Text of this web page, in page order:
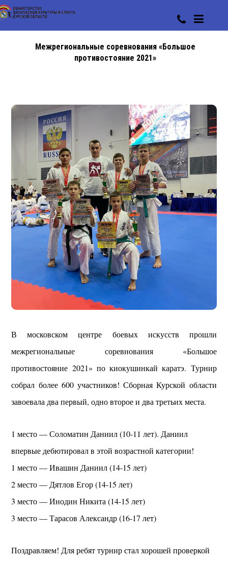
Межрегиональные соревнования «Большое
противостояние 2021»
В московском центре боевых искусств прошли
межрегиональные соревнования «Большое
противостояние 2021» по киокушинкай каратэ. Турнир
собрал более 600 участников! Сборная Курской области
завоевала два первый, одно второе и два третьих места.
1 место — Соломатин Даниил (10-11 лет). Даниил
впервые дебютировал в этой возрастной категории!
1 место — Ивашин Даниил (14-15 лет)
2 место — Дятлов Егор (14-15 лет)
3 место — Инодин Никита (14-15 лет)
3 место — Тарасов Александр (16-17 лет)
Поздравляем! Для ребят турнир стал хорошей проверкой